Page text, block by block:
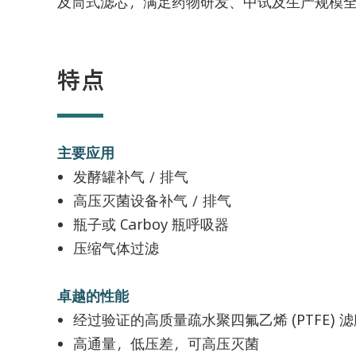
特点
主要应用
发酵罐补气 / 排气
高压灭菌设备补气 / 排气
瓶子或 Carboy 瓶呼吸器
压缩气体过滤
卓越的性能
经过验证的高质量疏水聚四氟乙烯 (PTFE)
高通量，低压差，可高压灭菌